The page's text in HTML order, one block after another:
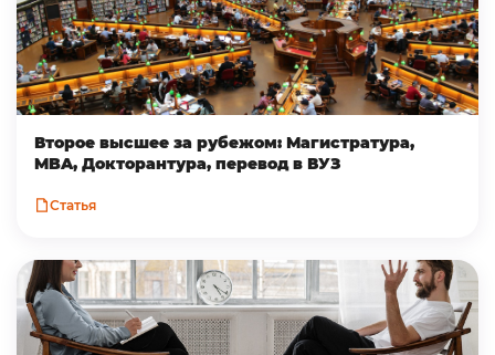
Второе высшее за рубежом: Магистратура,
MBA, Докторантура, перевод в ВУЗ
Статья